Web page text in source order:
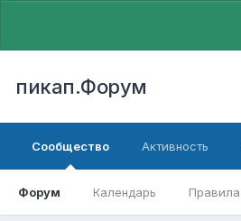
пикап.Форум
Сообщество
Форум Календарь Правила
Активность